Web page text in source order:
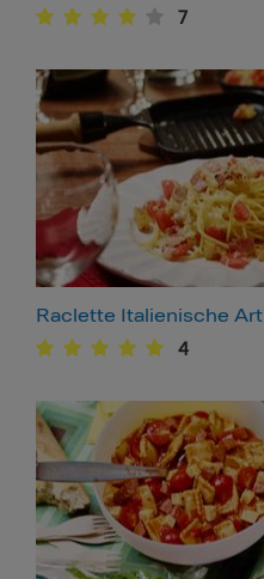
7
Raclette Italienische Art
4